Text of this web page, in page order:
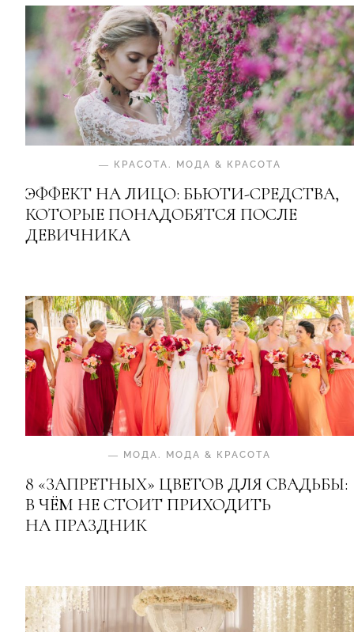
— КРАСОТА. МОДА & КРАСОТА
ЭФФЕКТ НА ЛИЦО: БЬЮТИ-СРЕДСТВА,
КОТОРЫЕ ПОНАДОБЯТСЯ ПОСЛЕ
ДЕВИЧНИКА
— МОДА . МОДА & КРАСОТА
8 «ЗАПРЕТНЫХ» ЦВЕТОВ ДЛЯ СВАДЬБЫ:
В ЧЁМ НЕ СТОИТ ПРИХОДИТЬ
НА ПРАЗДНИК